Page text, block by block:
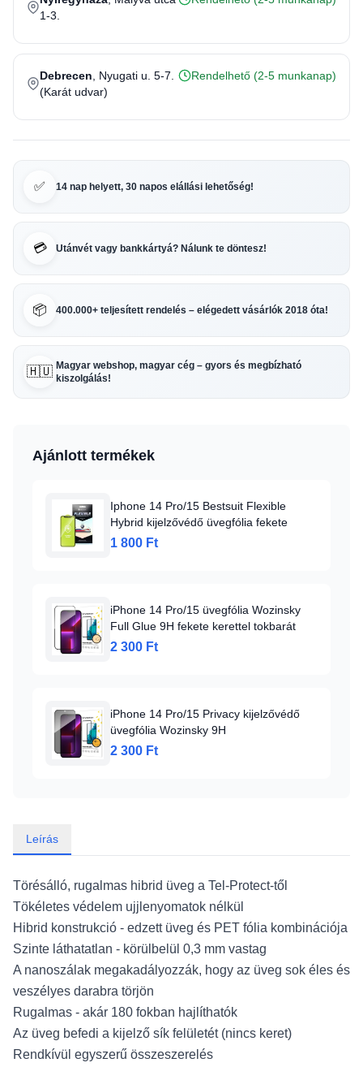
1-3.
Debrecen , Nyugati u. 5-7.
(Karát udvar)
Rendelhető (2-5 munkanap)
✅ 14 nap helyett, 30 napos elállási lehetőség!
💳 Utánvét vagy bankkártyá? Nálunk te döntesz!
📦 400.000+ teljesített rendelés – elégedett vásárlók 2018 óta!
🇭🇺 Magyar webshop, magyar cég – gyors és megbízható
kiszolgálás!
Ajánlott termékek
Iphone 14 Pro/15 Bestsuit Flexible
Hybrid kijelzővédő üvegfólia fekete
1 800 Ft
iPhone 14 Pro/15 üvegfólia Wozinsky
Full Glue 9H fekete kerettel tokbarát
2 300 Ft
iPhone 14 Pro/15 Privacy kijelzővédő
üvegfólia Wozinsky 9H
2 300 Ft
Leírás
Törésálló, rugalmas hibrid üveg a Tel-Protect-től
Tökéletes védelem ujjlenyomatok nélkül
Hibrid konstrukció - edzett üveg és PET fólia kombinációja
Szinte láthatatlan - körülbelül 0,3 mm vastag
A nanoszálak megakadályozzák, hogy az üveg sok éles és
veszélyes darabra törjön
Rugalmas - akár 180 fokban hajlíthatók
Az üveg befedi a kijelző sík felületét (nincs keret)
Rendkívül egyszerű összeszerelés